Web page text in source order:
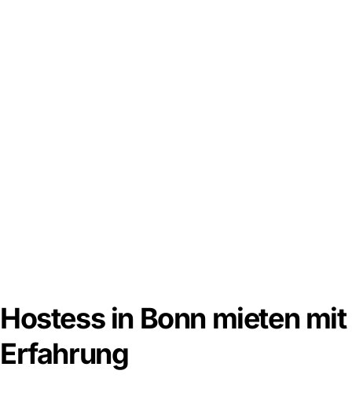
Hostess in Bonn mieten mit
Erfahrung